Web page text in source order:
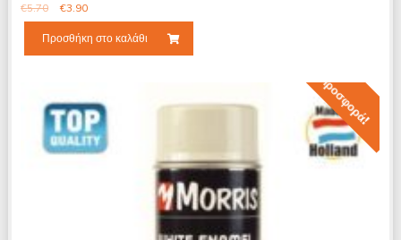
€5.70 €3.90
Προσθήκη στο καλάθι
Προσφορά!